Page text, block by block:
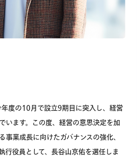
度の10月で設立9期目に突入し、経営
います。この度、経営の意思決定を加
事業成長に向けたガバナンスの強化、
行役員として、長谷山京佑を選任しま